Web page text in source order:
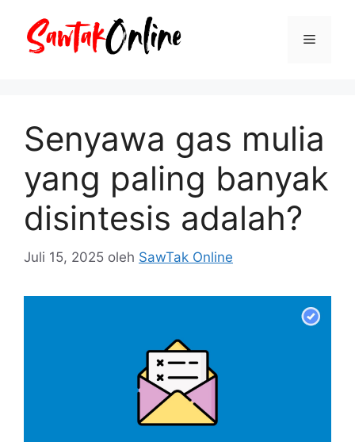
Menu
Senyawa gas mulia
yang paling banyak
disintesis adalah?
Juli 15, 2025 oleh SawTak Online